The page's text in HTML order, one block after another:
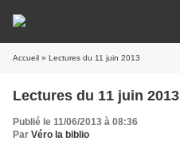
Accueil » Lectures du 11 juin 2013
Lectures du 11 juin 2013
Publié le 11/06/2013 à 08:36
Par Véro la biblio